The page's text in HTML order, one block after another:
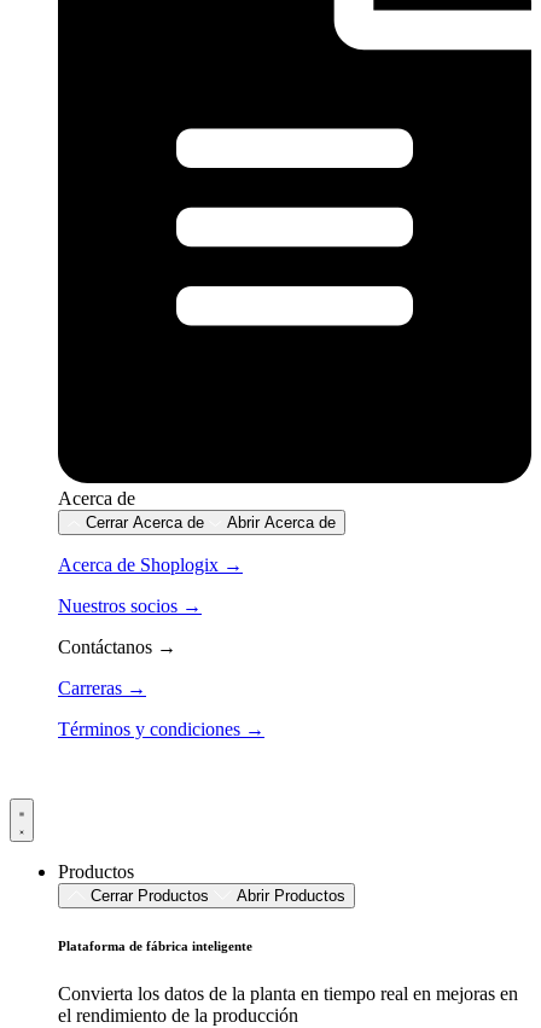
Acerca de
Cerrar Acerca de Abrir Acerca de
Acerca de Shoplogix →
Nuestros socios →
Contáctanos →
Carreras →
Términos y condiciones →
Productos
Cerrar Productos Abrir Productos
Plataforma de fábrica inteligente
Convierta los datos de la planta en tiempo real en mejoras en
el rendimiento de la producción